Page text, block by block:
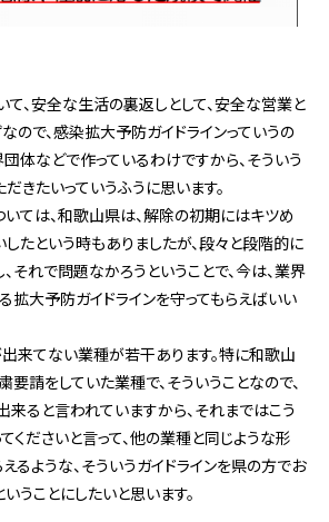
、安全な生活の裏返しとして、安全な営業と
ので、感染拡大予防ガイドラインっていうの
団体などで作っているわけですから、そういう
きたいっていうふうに思います。
いては、和歌山県は、解除の初期にはキツめ
したという時もありましたが、段々と段階的に
それで問題なかろうということで、今は、業界
拡大予防ガイドラインを守ってもらえばいい
出来てない業種が若干あります。特に和歌山
請をしていた業種で、そういうことなので、
ると言われていますから、それまではこう
くださいと言って、他の業種と同じような形
るような、そういうガイドラインを県の方でお
うことにしたいと思います。